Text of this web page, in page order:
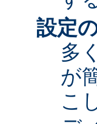
設定
多
が
こ